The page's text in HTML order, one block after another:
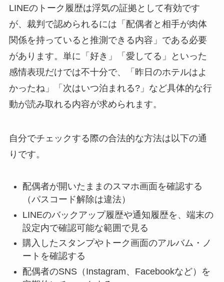
LINEのトーク履歴は浮気の証拠として有効です
が、裁判で認められるには「配偶者と相手が肉体
関係を持っていると推測できる内容」である必要
があります。単に「好き」「愛してる」といった
感情表現だけでは不十分で、「昨日のホテルはよ
かったね」「次はいつ泊まれる?」など具体的な行
動が読み取れる内容が求められます。
自分でチェックする際の合法的な方法は以下の通
りです。
配偶者が開いたままのスマホ画面を確認する
（パスコード解除は違法）
LINEのバックアップ履歴や通知履歴を、端末の
設定内で確認可能な範囲で見る
購入したスタンプやトーク画面のアルバム・ノ
ートを確認する
配偶者のSNS（Instagram、Facebookなど）を